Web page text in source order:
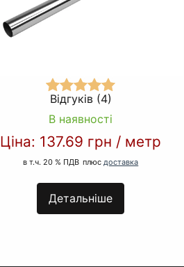
Відгуків (4)
В наявності
Ціна: 137.69 грн / метр
в т.ч. 20 % ПДВ плюс доставка
Детальніше